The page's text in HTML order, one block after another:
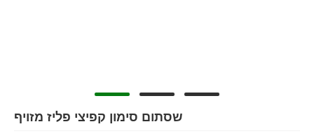
שסתום סימון קפיצי פליז מזויף